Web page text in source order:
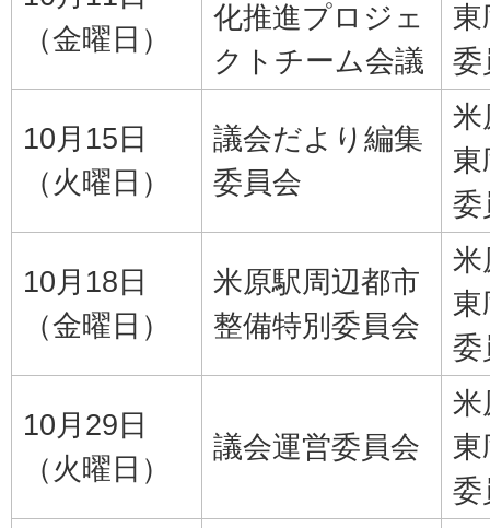
（金曜日）
化推進プロジェ
クトチーム会議
東
委
10月15日
（火曜日）
議会だより編集
委員会
米
東
委
10月18日
（金曜日）
米原駅周辺都市
整備特別委員会
米
東
委
10月29日
（火曜日）
議会運営委員会
米
東
委